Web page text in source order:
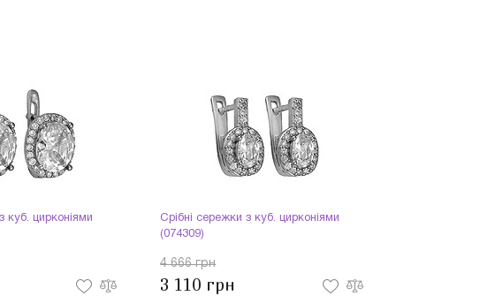
куб. цирконіями
Срібні сережки з куб. цирконіями
(074309)
4 666 грн
3 110 грн